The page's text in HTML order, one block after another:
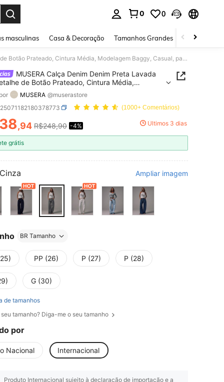
0 0
masculinas Casa & Decoração Tamanhos Grandes Joias e
MUSERA Calça Denim Denim Preta Lavada com Detalhe de Botão Prateado, Cintura Média, Modelagem Baggy, Casual, para Outono, Inverno, Primavera e Verão, Noite, Volta às Aulas, Escritório, Trabalho, Encontro, Estilo Core Denim Chic
MUSERA Calça Denim Denim Preta Lavada
de Botão Prateado, Cintura Média,
Baggy, Casual, para Outono, Inverno,
e Verão, Noite, Volta às Aulas, Escritório,
Encontro, Estilo Core Denim Chic
MUSERA @muserastore
(1000+ Comentários)
AND AVAILABILITY
,94 R$248,90 -4% Últimos 3 dias
grátis
Cinza Ampliar imagem
BR Tamanho
PP (26) P (27) P (28)
G (30)
de tamanhos
tamanho? Diga-me o seu tamanho
por
Nacional Internacional
Produto Internacional sujeito à declaração de importação e a